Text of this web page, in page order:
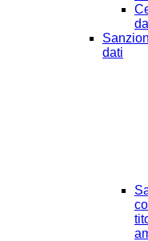
dati